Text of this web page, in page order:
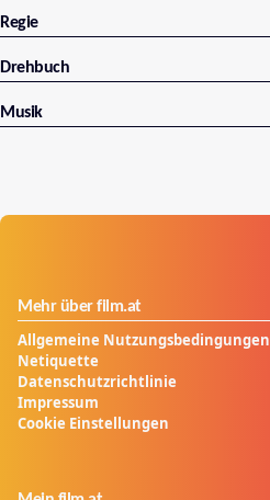
Regie
Drehbuch
Musik
Mehr über film.at
Allgemeine Nutzungsbedingungen
Netiquette
Datenschutzrichtlinie
Impressum
Cookie Einstellungen